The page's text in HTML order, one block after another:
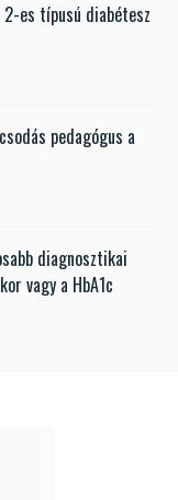
es típusú diabétesz
pedagógus a
diagnosztikai
vagy a HbA1c